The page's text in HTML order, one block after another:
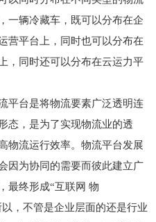
一辆冷藏车，既可以分布在企
营平台上，同时也可以分布在
，同时还可以分布在云运力平
平台是将物流要素广泛透明连
态，是为了实现物流业的透
物流运行效率。物流平台发展
因为协同的需要而彼此建立广
最终形成“互联网 物
以，不管是企业层面的还是行业